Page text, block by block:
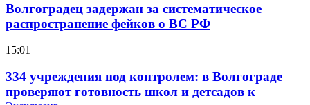
Волгоградец задержан за систематическое
распространение фейков о ВС РФ
15:01
334 учреждения под контролем: в Волгограде
проверяют готовность школ и детсадов к